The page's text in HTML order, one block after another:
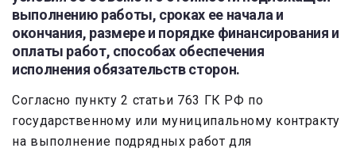
выполнению работы, сроках ее начала и
окончания, размере и порядке финансирования и
оплаты работ, способах обеспечения
исполнения обязательств сторон.
Согласно пункту 2 статьи 763 ГК РФ по
государственному или муниципальному контракту
на выполнение подрядных работ для